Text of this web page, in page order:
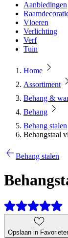
Aanbiedingen
Vloeren
Verlichting
Verf
Tuin
Home
Assortiment
Behang &
Behang
Behang stalen
Behangstaal
Behang stalen
Opslaan in